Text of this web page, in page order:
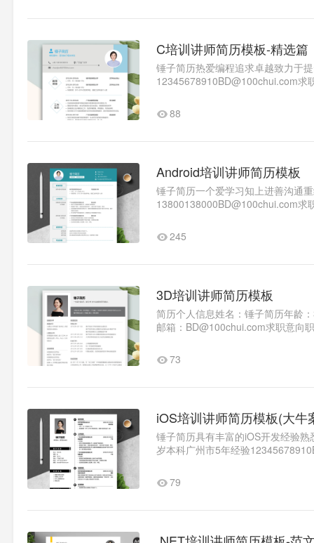
C培训讲师简历模板-精选篇
锤子简历热爱编程追求卓越致力于
12345678910BD@100chui.com求
88
Android培训讲师简历模板
锤子简历一个爱学习知上进善沟通
13800138000BD@100chui.com求
245
3D培训讲师简历模板
简历个人信息姓名：锤子简历年龄
邮箱：BD@100chui.com求职意向
73
iOS培训讲师简历模板(大牛
锤子简历具有丰富的iOS开发经验
岁本科广州市5年经验
79